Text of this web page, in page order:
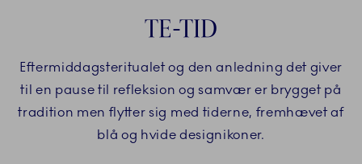
TE-TID
Eftermiddagsteritualet og den anledning det giver
til en pause til refleksion og samvær er brygget på
tradition men flytter sig med tiderne, fremhævet af
blå og hvide designikoner.